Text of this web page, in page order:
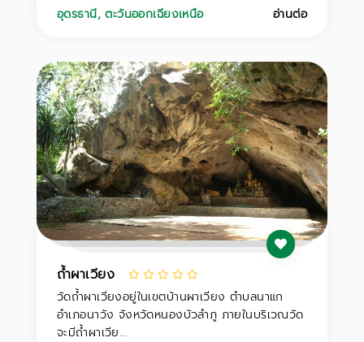
อุดรธานี,ตะวันออกเฉียงเหนือ อ่านต่อ
ถ้ำผาเวียง
วัดถ้ำผาเวียงอยู่ในเขตบ้านผาเวียง ตำบลนาแก
อำเภอนาวัง จังหวัดหนองบัวลำภู ภายในบริเวณวัด
จะมีถ้ำผาเวีย...